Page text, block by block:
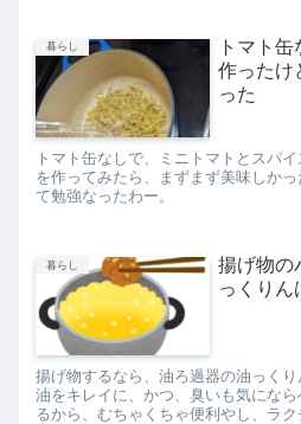
暮らし
トマト
作ったけ
った
トマト缶なしで、ミニトマトとスパ
を作ってみたら、まずまず美味しか
て勉強なったわー。
暮らし
揚げ物の
っくりん
揚げ物するなら、油ろ過器の油っくり
油をキレイに、かつ、臭いも気にな
るから、むちゃくちゃ便利やし、ラク